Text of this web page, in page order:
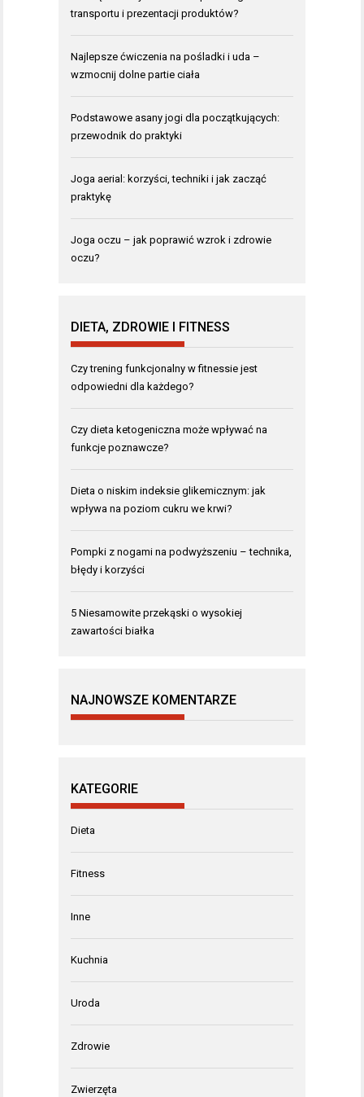
transportu i prezentacji produktów?
Najlepsze ćwiczenia na pośladki i uda –
wzmocnij dolne partie ciała
Podstawowe asany jogi dla początkujących:
przewodnik do praktyki
Joga aerial: korzyści, techniki i jak zacząć
praktykę
Joga oczu – jak poprawić wzrok i zdrowie
oczu?
DIETA, ZDROWIE I FITNESS
Czy trening funkcjonalny w fitnessie jest
odpowiedni dla każdego?
Czy dieta ketogeniczna może wpływać na
funkcje poznawcze?
Dieta o niskim indeksie glikemicznym: jak
wpływa na poziom cukru we krwi?
Pompki z nogami na podwyższeniu – technika,
błędy i korzyści
5 Niesamowite przekąski o wysokiej
zawartości białka
NAJNOWSZE KOMENTARZE
KATEGORIE
Dieta
Fitness
Inne
Kuchnia
Uroda
Zdrowie
Zwierzęta